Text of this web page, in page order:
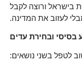
בישראל ורוצה לקבל
את המדינה.
בשני נושאים: